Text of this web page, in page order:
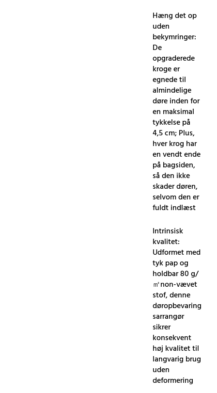
Hæng det op
uden
bekymringer:
De
opgraderede
kroge er
egnede til
almindelige
døre inden for
en maksimal
tykkelse på
4,5 cm; Plus,
hver krog har
en vendt ende
på bagsiden,
så den ikke
skader døren,
selvom den er
fuldt indlæst
Intrinsisk
kvalitet:
Udformet med
tyk pap og
holdbar 80 g/
㎡non-vævet
stof, denne
døropbevaring
sarrangør
sikrer
konsekvent
høj kvalitet til
langvarig brug
uden
deformering